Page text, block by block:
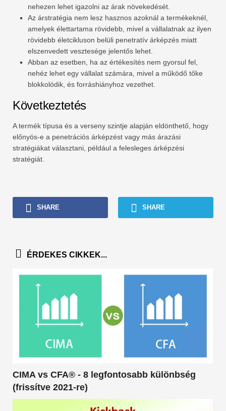
nehezen lehet igazolni az árak növekedését.
Az árstratégia nem lesz hasznos azoknál a termékeknél,
amelyek élettartama rövidebb, mivel a vállalatnak az ilyen
rövidebb életcikluson belüli penetratív árképzés miatt
elszenvedett vesztesége jelentős lehet.
Abban az esetben, ha az értékesítés nem gyorsul fel,
nehéz lehet egy vállalat számára, mivel a működő tőke
blokkolódik, és forráshiányhoz vezethet.
Következtetés
A termék típusa és a verseny szintje alapján eldönthető, hogy
előnyös-e a penetrációs árképzést vagy más árazási
stratégiákat választani, például a felesleges árképzési
stratégiát.
SHARE SHARE
ÉRDEKES CIKKEK...
CIMA vs CFA® - 8 legfontosabb különbség
(frissítve 2021-re)